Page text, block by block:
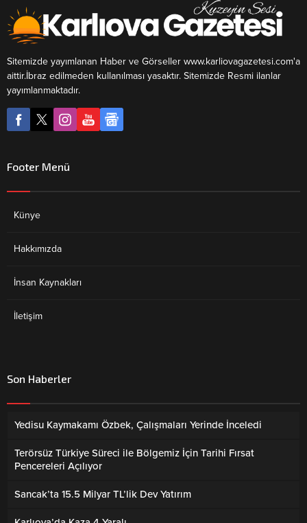
Sitemizde yayımlanan Haber ve Görseller www.karliovagazetesi.com'a
aittir.İbraz edilmeden kullanılması yasaktır. Sitemizde Resmi ilanlar
yayımlanmaktadır.
Footer Menü
Künye
Hakkımızda
İnsan Kaynakları
İletişim
Son Haberler
Yedisu Kaymakamı Özbek, Çalışmaları Yerinde İnceledi
Terörsüz Türkiye Süreci ile Bölgemiz İçin Tarihi Fırsat
Pencereleri Açılıyor
Sancak’ta 15.5 Milyar TL’lik Dev Yatırım